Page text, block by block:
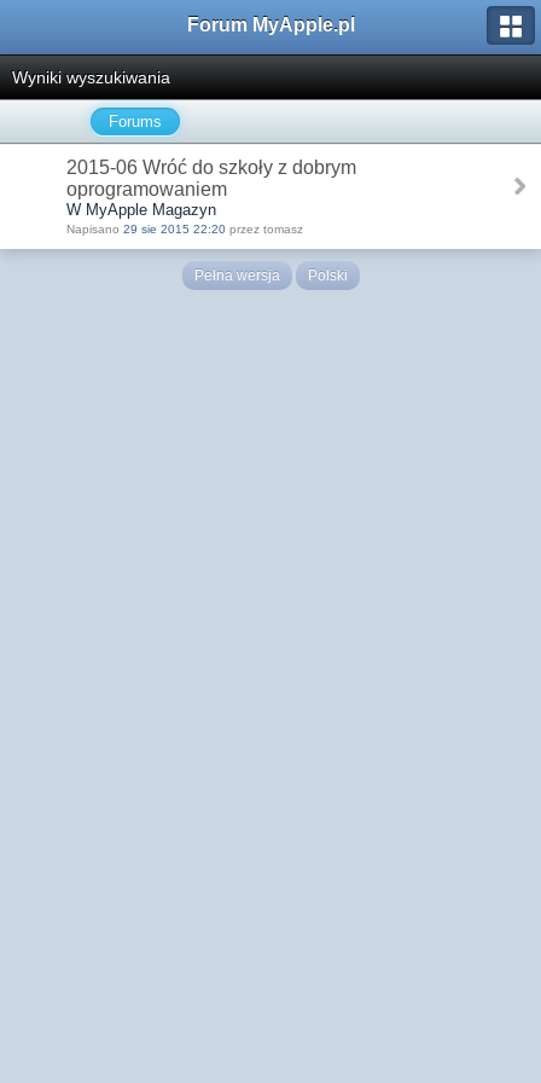
Forum MyApple.pl
Wyniki wyszukiwania
Forums
2015-06 Wróć do szkoły z dobrym
oprogramowaniem
W MyApple Magazyn
Napisano 29 sie 2015 22:20 przez tomasz
Pełna wersja Polski